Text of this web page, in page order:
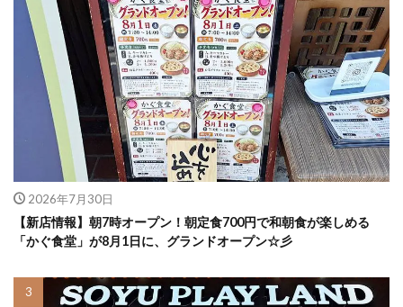
2026年7月30日
【新店情報】朝7時オープン！朝定食700円で和朝食が楽しめる
「かぐ食堂」が8月1日に、グランドオープン☆彡